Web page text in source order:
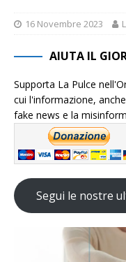
16 Novembre 2023
AIUTA IL
Supporta La Pulce
cui l'informazione,
fake news e la
Segui le nostre